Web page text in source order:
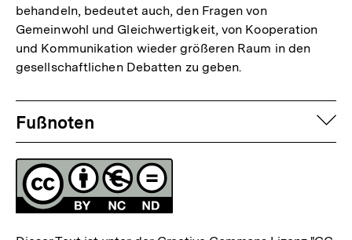
behandeln, bedeutet auch, den Fragen von
Gemeinwohl und Gleichwertigkeit, von Kooperation
und Kommunikation wieder größeren Raum in den
gesellschaftlichen Debatten zu geben.
Fussnoten
Fußnoten
Lizenz